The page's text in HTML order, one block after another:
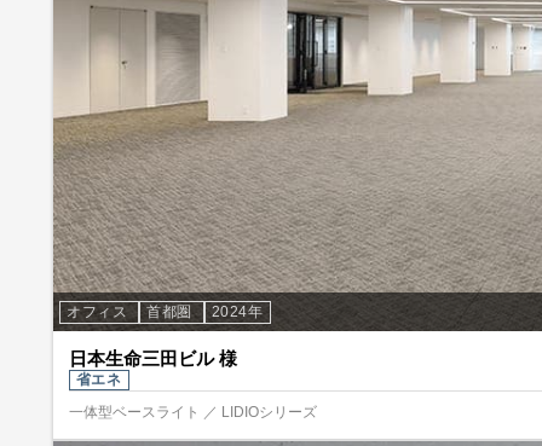
オフィス 首都圏 2024年
日本生命三田ビル 様
省エネ
一体型ベースライト ／ LIDIOシリーズ